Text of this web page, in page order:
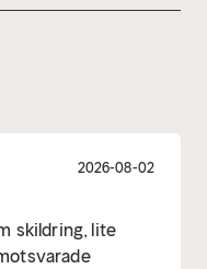
2026-08-02
skildring, lite